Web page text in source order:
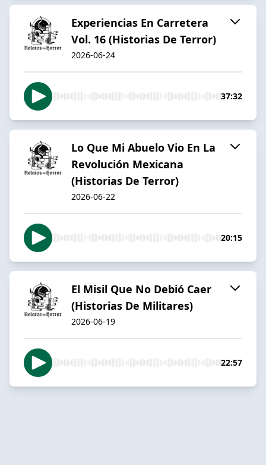
Experiencias En Carretera
Vol. 16 (Historias De Terror)
2026-06-24
37:32
Lo Que Mi Abuelo Vio En La
Revolución Mexicana
(Historias De Terror)
2026-06-22
20:15
El Misil Que No Debió Caer
(Historias De Militares)
2026-06-19
22:57